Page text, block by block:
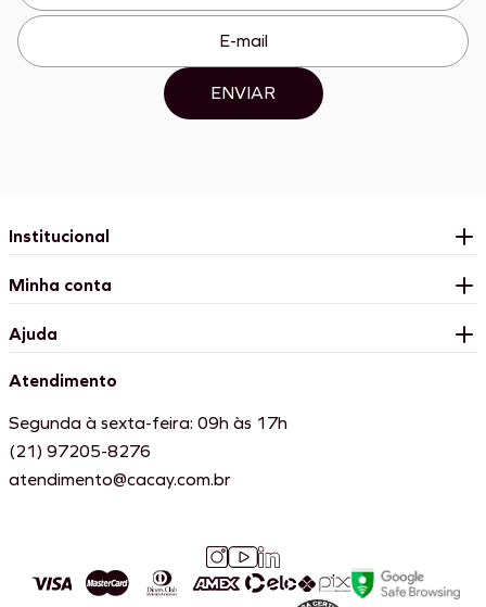
ENVIAR
Institucional
Minha conta
Ajuda
Atendimento
Segunda à sexta-feira: 09h às 17h
(21) 97205-8276
atendimento@cacay.com.br